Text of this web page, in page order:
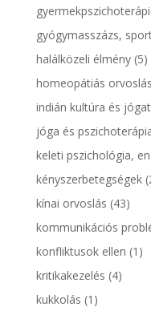
gyógymasszázs,
halálközeli élmény(5)
homeopátiás orvoslás
indián kultúra és
jóga és
keleti pszichológia,
kényszerbetegségek
kínai orvoslás (43)
kommunikációs
konfliktusok ellen (1)
kritikakezelés (4)
kukkolás (1)